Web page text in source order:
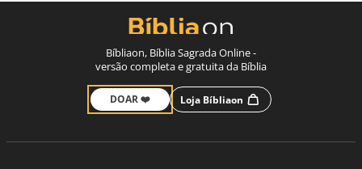
Bíbliaon, Bíblia Sagrada Online -
versão completa e gratuita da Bíblia
DOAR ❤️ Loja Bíbliaon